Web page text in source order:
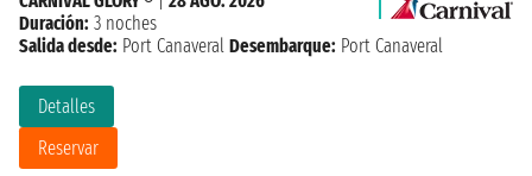
Detalles
Reservar
Duración: 3 noches
Salida desde: Port Canaveral Desembarque: Port Canaveral